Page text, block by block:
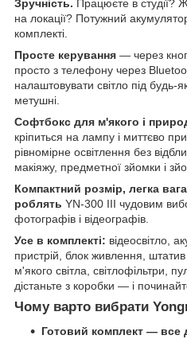
Зручність. Працюєте в студії?
на локації? Потужний
комплекті.
Просте керування — через
просто з телефону через
налаштовувати світло під будь-
метушні.
Софтбокс для м'якого і
кріпиться на лампу і миттєво
рівномірне освітлення без
макіяжу, предметної зйомки і
Компактний розмір, легка
роблять YN-300 III чудовим
фотографів і відеографів.
Усе в комплекті: відеосвітло,
пристрій, блок живлення,
м'якого світла, світлофільтри,
дістаньте з коробки — і
Чому варто вибрати
Готовий комплект — все